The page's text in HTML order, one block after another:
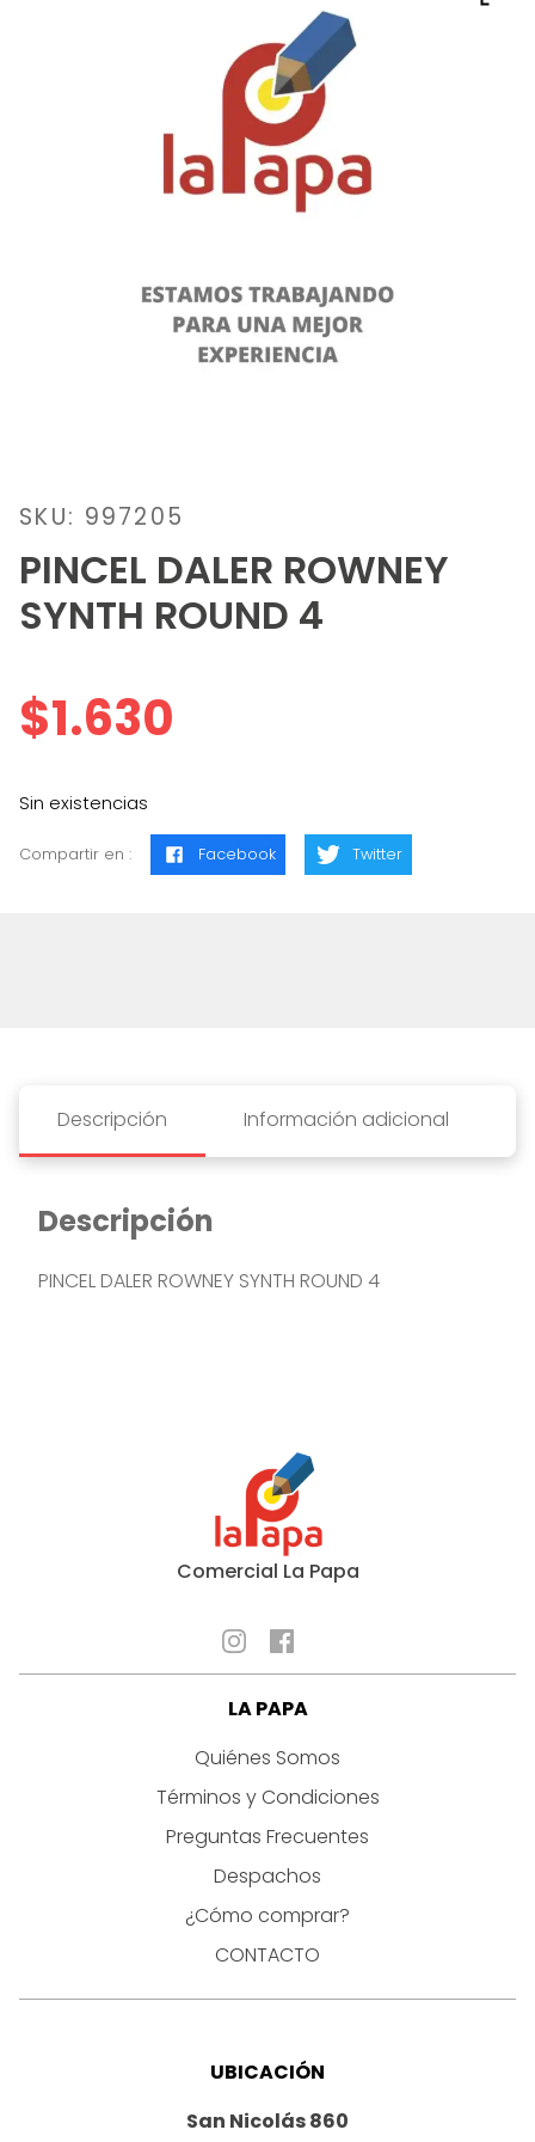
SKU: 997205
PINCEL DALER ROWNEY
SYNTH ROUND 4
$1.630
Sin existencias
Compartir en : Facebook Twitter
Descripción Información adicional
Descripción
PINCEL DALER ROWNEY SYNTH ROUND 4
Comercial La Papa
LA PAPA
Quiénes Somos
Términos y Condiciones
Preguntas Frecuentes
Despachos
¿Cómo comprar?
CONTACTO
UBICACIÓN
San Nicolás 860